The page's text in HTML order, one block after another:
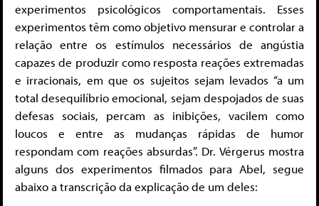
experimentos psicológicos comportamentais. Esses
experimentos têm como objetivo mensurar e controlar a
relação entre os estímulos necessários de angústia
capazes de produzir como resposta reações extremadas
e irracionais, em que os sujeitos sejam levados “a um
total desequilíbrio emocional, sejam despojados de suas
defesas sociais, percam as inibições, vacilem como
loucos e entre as mudanças rápidas de humor
respondam com reações absurdas”. Dr. Vérgerus mostra
alguns dos experimentos filmados para Abel, segue
abaixo a transcrição da explicação de um deles: